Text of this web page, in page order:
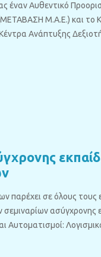
έναν Αυθεντικό
Μ.Α.Ε.) και το
Ανάπτυξης
παρέχει σε όλους
ασύγχρονης
Αυτοματισμοί: